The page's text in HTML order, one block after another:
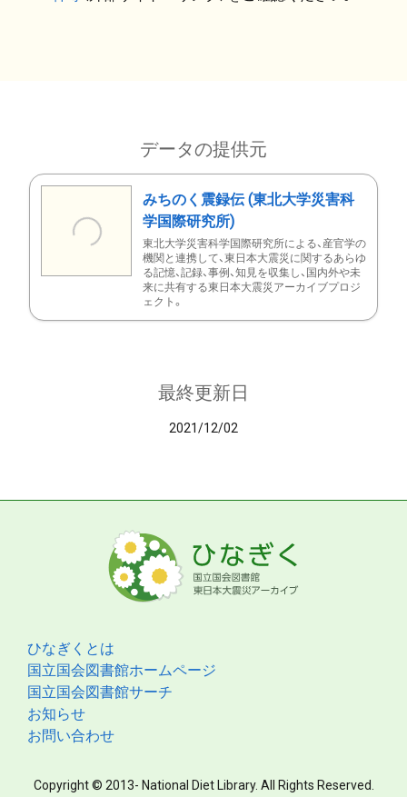
データの提供元
みちのく震録伝 (東北大学災害科
学国際研究所)
東北大学災害科学国際研究所による、産官学の
機関と連携して、東日本大震災に関するあらゆ
る記憶、記録、事例、知見を収集し、国内外や未
来に共有する東日本大震災アーカイブプロジ
ェクト。
最終更新日
2021/12/02
ひなぎくとは
国立国会図書館ホームページ
国立国会図書館サーチ
お知らせ
お問い合わせ
Copyright © 2013- National Diet Library. All Rights Reserved.